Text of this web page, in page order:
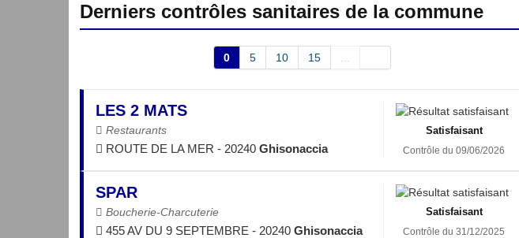
Derniers contrôles sanitaires de la commune
0 5 10 15 ...
LES 2 MATS
Restaurants
ROUTE DE LA MER - 20240 Ghisonaccia
Satisfaisant
Contrôle du 09/06/2026
SPAR
Boucherie-Charcuterie
455 AV DU 9 SEPTEMBRE - 20240 Ghisonaccia
Satisfaisant
Contrôle du 31/12/2025